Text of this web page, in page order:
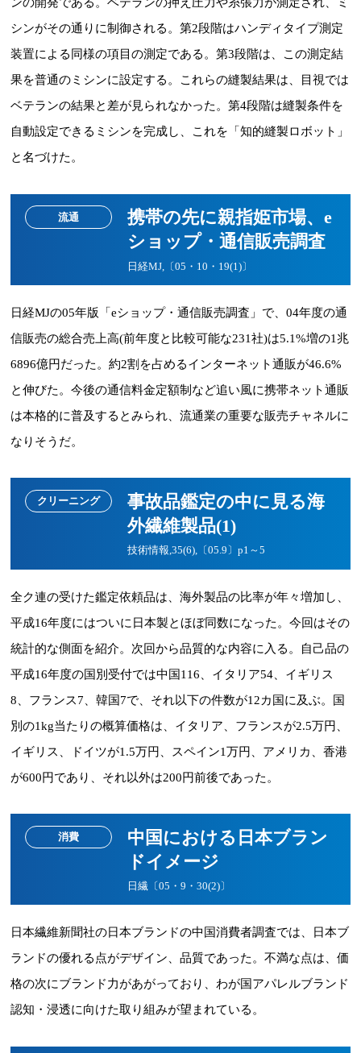
シンがその通りに制御される。第2段階はハンディタイプ測定
装置による同様の項目の測定である。第3段階は、この測定結
果を普通のミシンに設定する。これらの縫製結果は、目視では
ベテランの結果と差が見られなかった。第4段階は縫製条件を
自動設定できるミシンを完成し、これを「知的縫製ロボット」
と名づけた。
流通
携帯の先に親指姫市場、e
ショップ・通信販売調査
日経MJ,〔05・10・19(1)〕
日経MJの05年版「eショップ・通信販売調査」で、04年度の通
信販売の総合売上高(前年度と比較可能な231社)は5.1%増の1兆
6896億円だった。約2割を占めるインターネット通販が46.6%
と伸びた。今後の通信料金定額制など追い風に携帯ネット通販
は本格的に普及するとみられ、流通業の重要な販売チャネルに
なりそうだ。
クリーニング
事故品鑑定の中に見る海
外繊維製品(1)
技術情報,35(6),〔05.9〕p1～5
全ク連の受けた鑑定依頼品は、海外製品の比率が年々増加し、
平成16年度にはついに日本製とほぼ同数になった。今回はその
統計的な側面を紹介。次回から品質的な内容に入る。自己品の
平成16年度の国別受付では中国116、イタリア54、イギリス
8、フランス7、韓国7で、それ以下の件数が12カ国に及ぶ。国
別の1kg当たりの概算価格は、イタリア、フランスが2.5万円、
イギリス、ドイツが1.5万円、スペイン1万円、アメリカ、香港
が600円であり、それ以外は200円前後であった。
消費
中国における日本ブラン
ドイメージ
日繊〔05・9・30(2)〕
日本繊維新聞社の日本ブランドの中国消費者調査では、日本ブ
ランドの優れる点がデザイン、品質であった。不満な点は、価
格の次にブランド力があがっており、わが国アパレルブランド
認知・浸透に向けた取り組みが望まれている。